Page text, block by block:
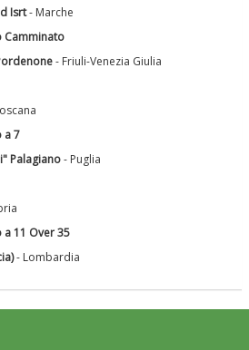
valorizzi le nostre specificità"
ma prosegue anche in estate
Isrt- Marche
Camminato
- Friuli-Venezia Giulia
a 7
Palagiano- Puglia
11 Over 35
- Lombardia